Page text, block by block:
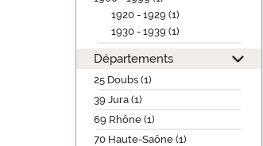
1920 - 1929 (1)
1930 - 1939 (1)
Départements
25 Doubs (1)
39 Jura (1)
69 Rhône (1)
70 Haute-Saône (1)